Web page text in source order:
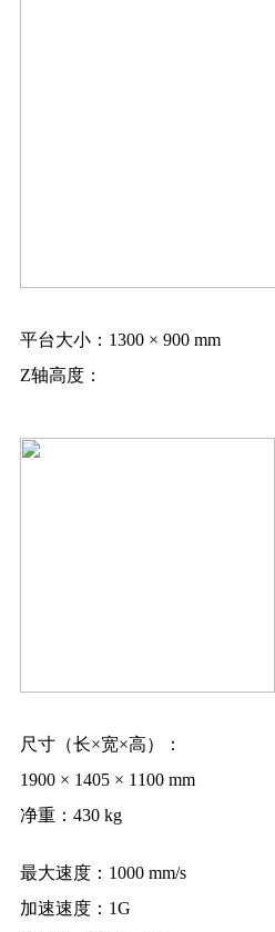
平台大小： 1300 × 900 mm
Z轴高度：
尺寸（长×宽×高）：
1900 × 1405 × 1100 mm
净重： 430 kg
最大速度： 1000 mm/s
加速速度： 1G